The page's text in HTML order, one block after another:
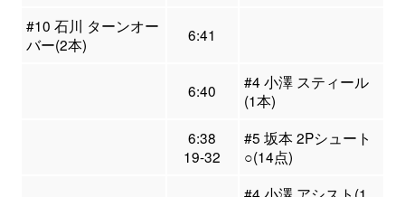
#10 石川 ターンオー
バー(2本)
6:41
6:40
#4 小澤 スティール
(1本)
6:38
19-32
#5 坂本 2Pシュート
○(14点)